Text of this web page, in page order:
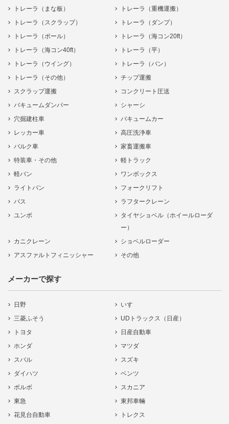
トレーラ（まな板）
トレーラ（重機運搬）
トレーラ（スクラップ）
トレーラ（ダンプ）
トレーラ（ポール）
トレーラ（海コン20ft）
トレーラ（海コン40ft）
トレーラ（平）
トレーラ（ウイング）
トレーラ（バン）
トレーラ（その他）
チップ運搬
スクラップ運搬
コンクリート圧送
バキュームダンパー
シャーシ
穴掘建柱車
バキュームカー
レッカー車
高圧洗浄車
バルク車
家畜運搬車
特装車・その他
軽トラック
軽バン
ワンボックス
ライトバン
フォークリフト
バス
ラフタークレーン
ユンボ
タイヤショベル（ホイールローダ
ー）
カニクレーン
ショベルローダー
アスファルトフィニッシャー
その他
メーカーで探す
日野
いすゞ
三菱ふそう
UDトラックス（日産）
トヨタ
日産自動車
ホンダ
マツダ
スバル
スズキ
ダイハツ
ベンツ
ボルボ
スカニア
東急
東邦車輛
花見台自動車
トレクス